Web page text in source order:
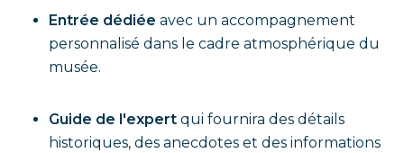
Entrée dédiée avec un accompagnement
personnalisé dans le cadre atmosphérique du
musée.
Guide de l'expert qui fournira des détails
historiques, des anecdotes et des informations